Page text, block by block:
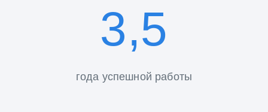
3,5
года успешной работы